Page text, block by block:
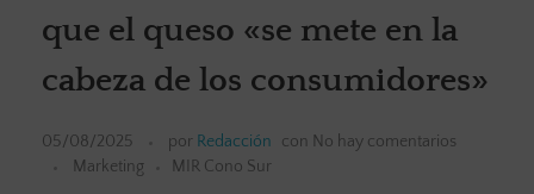
que el queso «se mete en la
cabeza de los consumidores»
05/08/2025 por Redacción con No hay comentarios
Marketing
MIR Cono Sur